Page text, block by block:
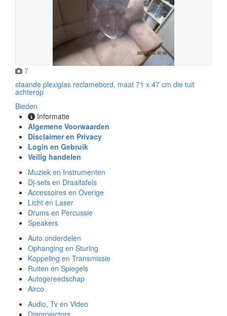
7
staande plexiglas reclamebord, maat 71 x 47 cm die tuit
achterop
Bieden
Informatie
Algemene Voorwaarden
Disclaimer en Privacy
Login en Gebruik
Veilig handelen
Muziek en Instrumenten
Dj-sets en Draaitafels
Accessoires en Overige
Licht en Laser
Drums en Percussie
Speakers
Auto onderdelen
Ophanging en Sturing
Koppeling en Transmissie
Ruiten en Spiegels
Autogereedschap
Airco
Audio, Tv en Video
Diaprojectors